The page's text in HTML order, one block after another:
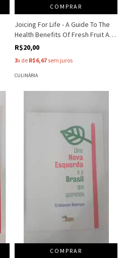
COMPRAR
Joicing For Life - A Guide To The
Health Benefits Of Fresh Fruit And
Vegetable Juicing - Cherie Calbom
R$20,00
3x de R$6,67 sem juros
CULINÁRIA
COMPRAR